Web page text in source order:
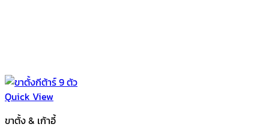
Quick View
ขาตั้ง & เก้าอี้